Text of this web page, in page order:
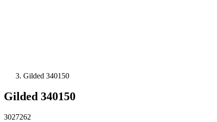
Gilded 340150
Gilded 340150
3027262